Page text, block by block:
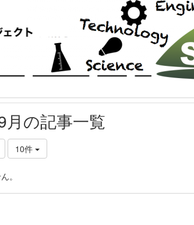
月の記事一覧
10件
。